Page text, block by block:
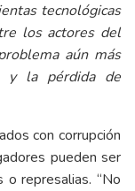
tecnológicas
los actores del
aún más
y la pérdida de
con corrupción
pueden ser
represalias. “No